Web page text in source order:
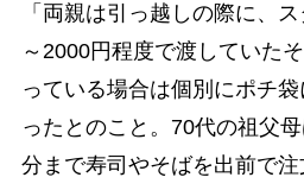
「両親は引っ越しの際に、
～2000円程度で渡していた
っている場合は個別にポチ
ったとのこと。70代の祖父
分まで寿司やそばを出前で